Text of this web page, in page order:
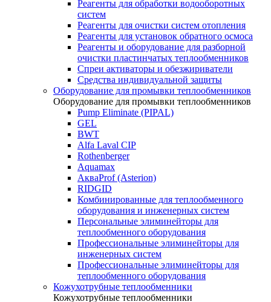
Реагенты для обработки водооборотных
систем
Реагенты для очистки систем отопления
Реагенты для установок обратного осмоса
Реагенты и оборудование для разборной
очистки пластинчатых теплообменников
Спреи активаторы и обезжириватели
Средства индивидуальной защиты
Оборудование для промывки теплообменников
Оборудование для промывки теплообменников
Pump Eliminate (PIPAL)
GEL
BWT
Alfa Laval CIP
Rothenberger
Aquamax
АкваProf (Asterion)
RIDGID
Комбинированные для теплообменного
оборудования и инженерных систем
Персональные элиминейторы для
теплообменного оборудования
Профессиональные элиминейторы для
инженерных систем
Профессиональные элиминейторы для
теплообменного оборудования
Кожухотрубные теплообменники
Кожухотрубные теплообменники